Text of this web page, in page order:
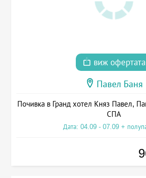
виж офертата
Павел Баня
Почивка в Гранд хотел Княз Павел,
СПА
Дата: 04.09 - 07.09 +